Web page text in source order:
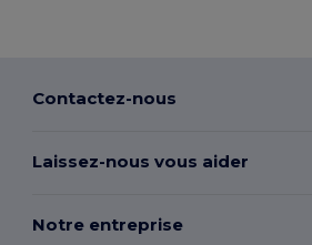
Contactez-nous
Laissez-nous vous aider
Notre entreprise